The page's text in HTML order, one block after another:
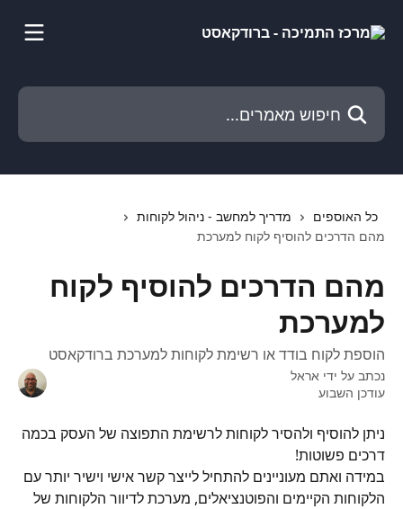
חיפוש מאמרים...
כל האוספים
מדריך למחשב - ניהול לקוחות
מהם הדרכים להוסיף לקוח למערכת
מהם הדרכים להוסיף לקוח
למערכת
הוספת לקוח בודד או רשימת לקוחות למערכת ברודקאסט
נכתב על ידי אראל
עודכן השבוע
ניתן להוסיף ולהסיר לקוחות לרשימת התפוצה של העסק בכמה
דרכים פשוטות!
במידה ואתם מעוניינים להתחיל לייצר קשר אישי וישיר יותר עם
הלקוחות הקיימים והפוטנציאלים, מערכת לדיוור הלקוחות של